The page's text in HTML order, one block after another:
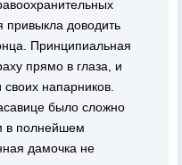
привыкла доводить
Принципиальная
прямо в глаза, и
напарников.
было сложно
в полнейшем
дамочка не